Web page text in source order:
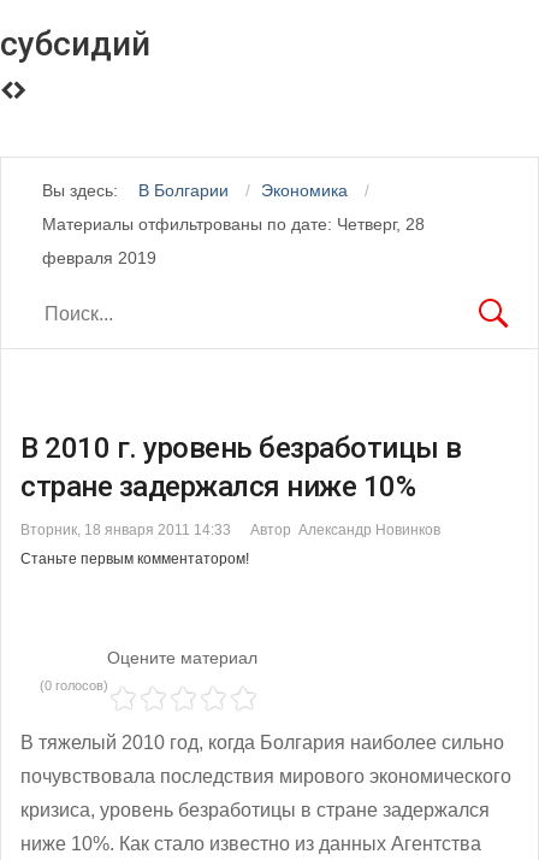
субсидий
Вы здесь: В Болгарии
Экономика
Материалы отфильтрованы по дате: Четверг, 28
февраля 2019
В 2010 г. уровень безработицы в
стране задержался ниже 10%
Вторник, 18 января 2011 14:33
Автор Александр Новинков
Станьте первым комментатором!
Оцените материал
(0 голосов)
В тяжелый 2010 год, когда Болгария наиболее сильно
почувствовала последствия мирового экономического
кризиса, уровень безработицы в стране задержался
ниже 10%. Как стало известно из данных Агентства